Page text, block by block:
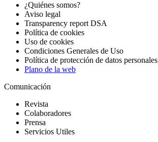
¿Quiénes somos?
Aviso legal
Transparency report DSA
Política de cookies
Uso de cookies
Condiciones Generales de Uso
Política de protección de datos personales
Plano de la web
Comunicación
Revista
Colaboradores
Prensa
Servicios Utiles